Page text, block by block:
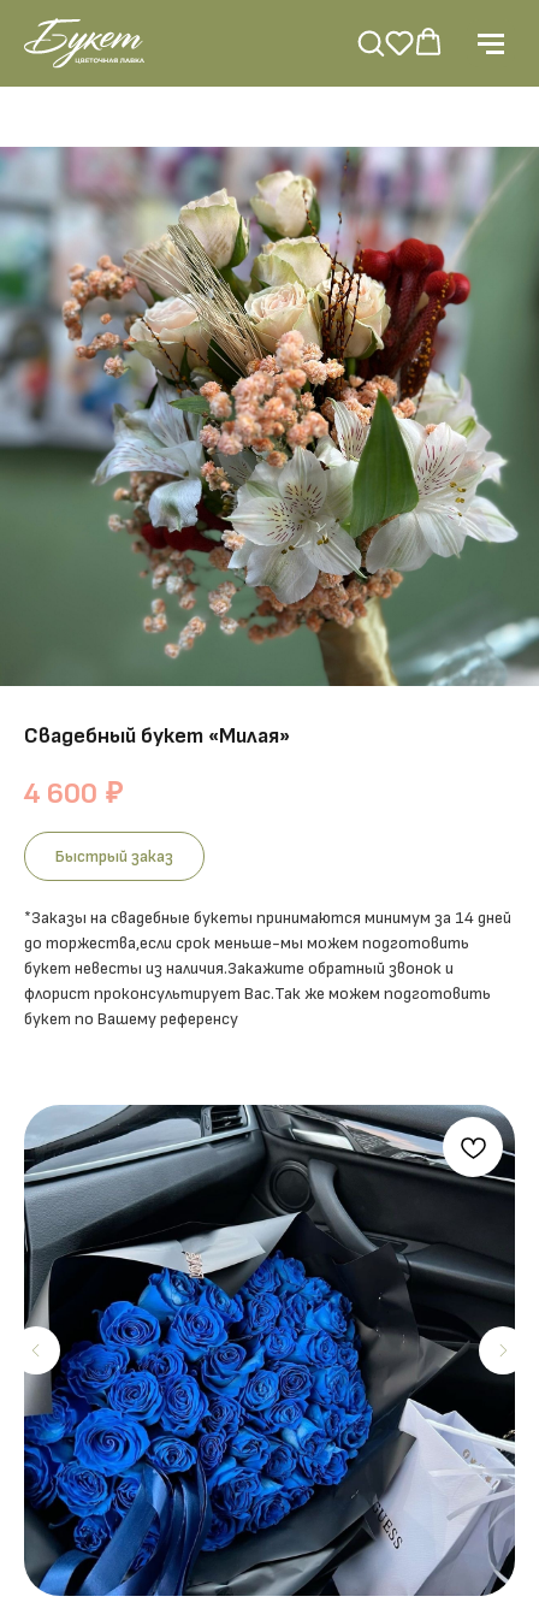
Свадебный букет «Милая»
4 600 ₽
Быстрый заказ
*Заказы на свадебные букеты принимаются минимум за 14 дней
до торжества,если срок меньше-мы можем подготовить
букет невесты из наличия.Закажите обратный звонок и
флорист проконсультирует Вас.Так же можем подготовить
букет по Вашему референсу